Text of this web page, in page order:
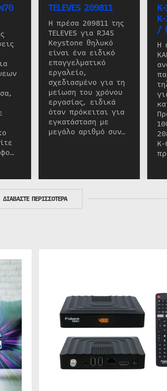
TELEVES 209811
Η πρέσα 209811 της
TELEVES για RJ45
Keystone θηλυκό
είναι ένα ειδικό
επαγγελματικό
εργαλείο,
σχεδιασμένο για τη
μείωση του χρόνου
εργασίας, ειδικά
όταν πρόκειται για
εγκατάσταση με
μεγάλο αριθμό συν…
/
Η
ΔΙΑΒΑΣΤΕ ΠΕΡΙΣΣΟΤΕΡΑ